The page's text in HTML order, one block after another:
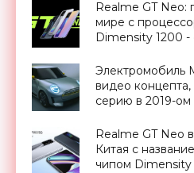
Realme GT Neo:
мире с
Dimensity 1200
Электромобиль
видео
серию в 2019-ом
Realme GT Neo
Китая с
чипом